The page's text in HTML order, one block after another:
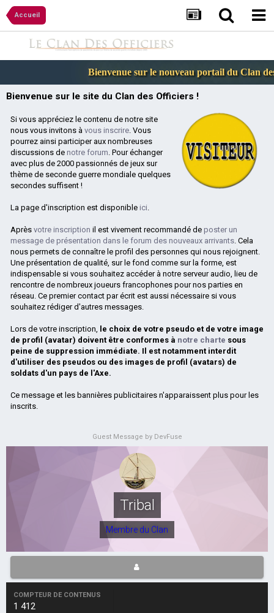
Accueil
Bienvenue sur le nouveau portail du Clan des
Bienvenue sur le site du Clan des Officiers !
Si vous appréciez le contenu de notre site
nous vous invitons à vous inscrire. Vous
pourrez ainsi participer aux nombreuses
discussions de notre forum. Pour échanger
avec plus de 2000 passionnés de jeux sur
thème de seconde guerre mondiale quelques
secondes suffisent !
La page d'inscription est disponible ici.
Après votre inscription il est vivement recommandé de poster un
message de présentation dans le forum des nouveaux arrivants. Cela
nous permets de connaître le profil des personnes qui nous rejoignent.
Une présentation de qualité, sur le fond comme sur la forme, est
indispensable si vous souhaitez accéder à notre serveur audio, lieu de
rencontre de nombreux joueurs francophones pour nos parties en
réseau. Ce premier contact par écrit est aussi nécessaire si vous
souhaitez rédiger d'autres messages.
Lors de votre inscription, le choix de votre pseudo et de votre image
de profil (avatar) doivent être conformes à notre charte sous
peine de suppression immédiate. Il est notamment interdit
d'utiliser des pseudos ou des images de profil (avatars) de
soldats d'un pays de l'Axe.
Ce message et les bannières publicitaires n'apparaissent plus pour les
inscrits.
Guest Message by DevFuse
Tribal
Membre du Clan
COMPTEUR DE CONTENUS
1 412